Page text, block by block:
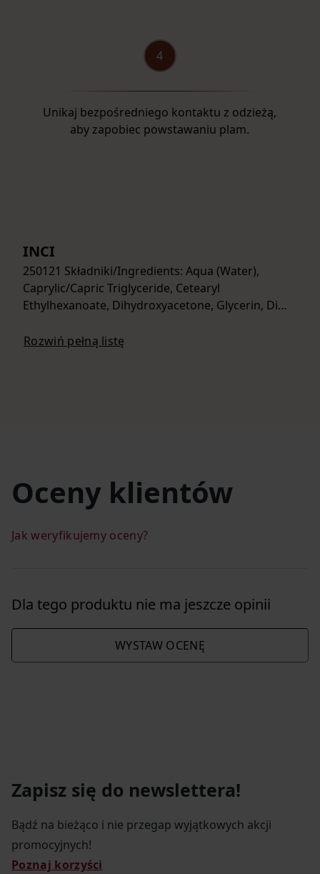
Unikaj bezpośredniego kontaktu z odzieżą,
aby zapobiec powstawaniu plam.
INCI
250121 Składniki/Ingredients: Aqua (Water),
Caprylic/Capric Triglyceride, Cetearyl
Ethylhexanoate, Dihydroxyacetone, Glycerin, Di…
Rozwiń pełną listę
Oceny klientów
Jak weryfikujemy oceny?
Dla tego produktu nie ma jeszcze opinii
WYSTAW OCENĘ
Zapisz się do newslettera!
Bądź na bieżąco i nie przegap wyjątkowych akcji
promocyjnych!
Poznaj korzyści